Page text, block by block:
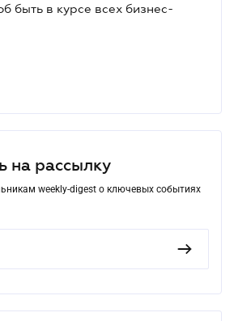
быть в курсе всех бизнес-
на рассылку
weekly-digest о ключевых событиях